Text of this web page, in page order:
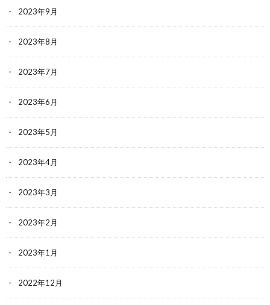
2023年9月
2023年8月
2023年7月
2023年6月
2023年5月
2023年4月
2023年3月
2023年2月
2023年1月
2022年12月